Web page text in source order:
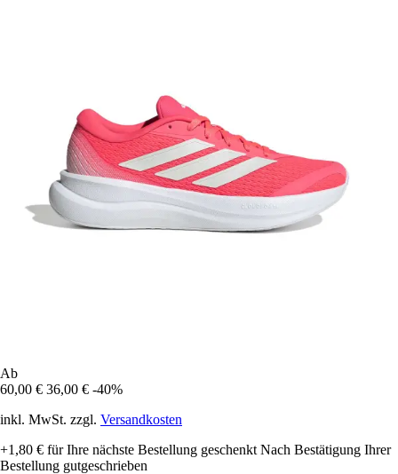
Ab
60,00 € 36,00 € -40%
inkl. MwSt. zzgl. Versandkosten
+1,80 € für Ihre nächste Bestellung geschenkt Nach Bestätigung Ihrer
Bestellung gutgeschrieben